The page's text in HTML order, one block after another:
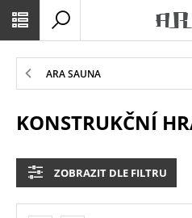
ARA SAUNA
KONSTRUKČNÍ
ZOBRAZIT DLE FILTRU